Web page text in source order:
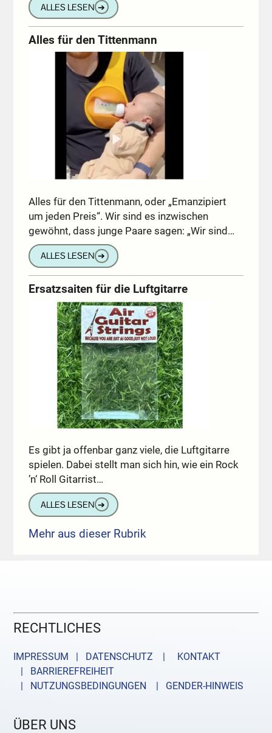
ALLES LESEN ➔
Alles für den Tittenmann
Alles für den Tittenmann, oder „Emanzipiert
um jeden Preis“. Wir sind es inzwischen
gewöhnt, dass junge Paare sagen: „Wir sind…
ALLES LESEN ➔
Ersatzsaiten für die Luftgitarre
Es gibt ja offenbar ganz viele, die Luftgitarre
spielen. Dabei stellt man sich hin, wie ein Rock
’n‘ Roll Gitarrist…
ALLES LESEN ➔
Mehr aus dieser Rubrik
RECHTLICHES
IMPRESSUM | DATENSCHUTZ |
KONTAKT
| BARRIEREFREIHEIT
| NUTZUNGSBEDINGUNGEN
| GENDER-HINWEIS
ÜBER UNS